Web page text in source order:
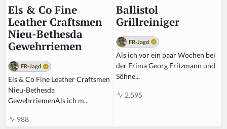
Els & Co Fine
Leather Craftsmen
Nieu-Bethesda
Gewehrriemen
FR-Jagd
Els & Co Fine Leather Craftsmen
Nieu-Bethesda
GewehrriemenAls ich m...
988
Ballistol
Grillreiniger
FR-Jagd
Als ich vor ein paar Wochen bei
der Frima Georg Fritzmann und
Söhne...
2.595